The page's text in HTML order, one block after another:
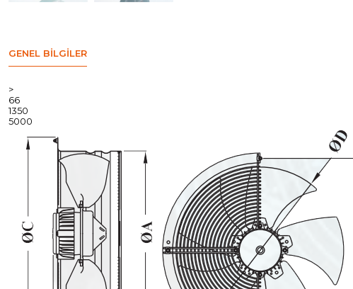
GENEL BILGILER
>
66
1350
5000